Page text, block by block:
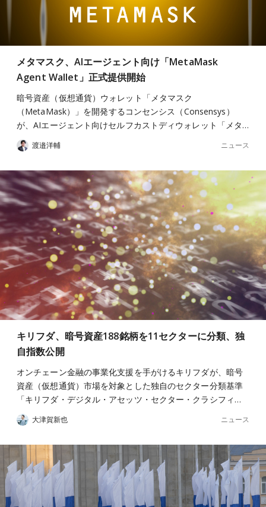
メタマスク、AIエージェント向け「MetaMask
Agent Wallet」正式提供開始
暗号資産（仮想通貨）ウォレット「メタマスク
（MetaMask）」を開発するコンセンシス（Consensys）
が、AIエージェント向けセルフカストディウォレット「メタ…
渡邉洋輔 ニュース
キリフダ、暗号資産188銘柄を11セクターに分類、独
自指数公開
オンチェーン金融の事業化支援を手がけるキリフダが、暗号
資産（仮想通貨）市場を対象とした独自のセクター分類基準
「キリフダ・デジタル・アセッツ・セクター・クラシフィ…
大津賀新也 ニュース